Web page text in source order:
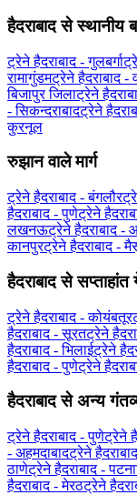
हैदराबाद से स्थानीय
ट्रेने हैदराबाद - गुलबर्गा
रामागुंडमट्रेने हैदराबाद -
बिजापुर जिलाट्रेने
- सिकन्दराबादट्रेने
कुरनूल
रुझान वाले मार्ग
ट्रेने हैदराबाद - बंगलौर
हैदराबाद - पुणेट्रेने
लखनऊट्रेने हैदराबाद -
कानपुरट्रेने हैदराबाद -
हैदराबाद से सप्ताहांत
ट्रेने हैदराबाद - कोयंबतूर
हैदराबाद - सूरतट्रेने
हैदराबाद - भिलाईट्रेने
हैदराबाद - पुणेट्रेने
हैदराबाद से अन्य
ट्रेने हैदराबाद - पुणेट्रेने
- अहमदाबादट्रेने
ठाणेट्रेने हैदराबाद - पटना
हैदराबाद - मेरठट्रेने